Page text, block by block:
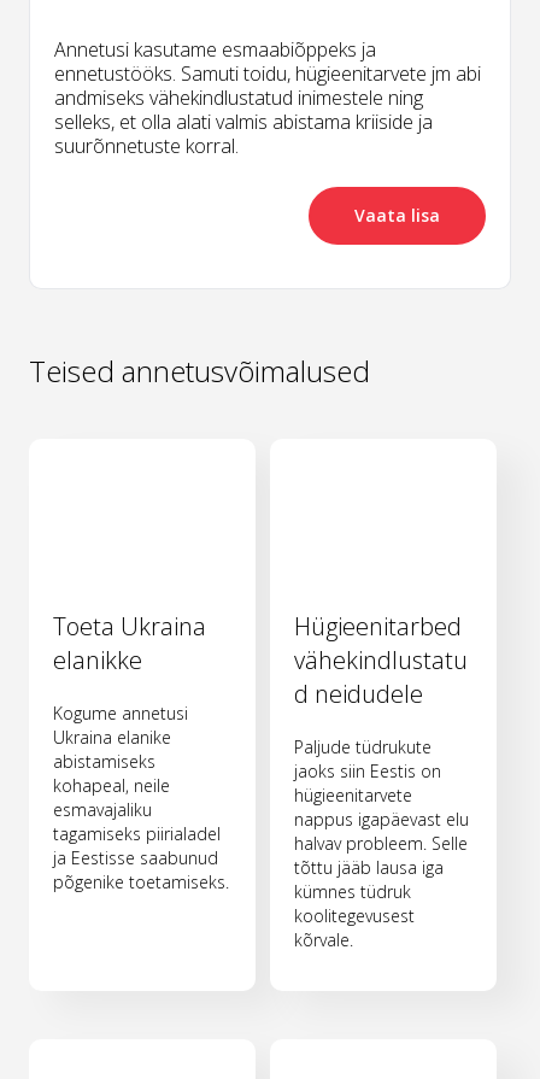
Annetusi kasutame esmaabiõppeks ja
ennetustööks. Samuti toidu, hügieenitarvete jm abi
andmiseks vähekindlustatud inimestele ning
selleks, et olla alati valmis abistama kriiside ja
suurõnnetuste korral.
Vaata lisa
Teised annetusvõimalused
Toeta Ukraina
elanikke
Kogume annetusi
Ukraina elanike
abistamiseks
kohapeal, neile
esmavajaliku
tagamiseks piirialadel
ja Eestisse saabunud
põgenike toetamiseks.
Hügieenitarbed
vähekindlustatu
d neidudele
Paljude tüdrukute
jaoks siin Eestis on
hügieenitarvete
nappus igapäevast elu
halvav probleem. Selle
tõttu jääb lausa iga
kümnes tüdruk
koolitegevusest
kõrvale.